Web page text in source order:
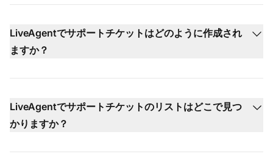
LiveAgentでサポートチケットはどのように作成され
ますか？
LiveAgentでサポートチケットのリストはどこで見つ
かりますか？